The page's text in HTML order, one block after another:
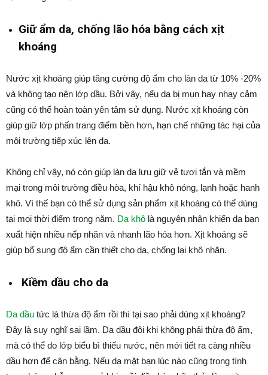
Giữ ẩm da, chống lão hóa bằng cách xịt
khoáng
Nước xịt khoáng giúp tăng cường độ ẩm cho làn da từ 10% -20%
và không tạo nên lớp dầu. Bởi vậy, nếu da bị mụn hay nhạy cảm
cũng có thể hoàn toàn yên tâm sử dụng. Nước xịt khoáng còn
giúp giữ lớp phấn trang điểm bền hơn, hạn chế những tác hại của
môi trường tiếp xúc lên da.
Không chỉ vậy, nó còn giúp làn da lưu giữ vẻ tươi tắn và mềm
mại trong môi trường điều hòa, khí hậu khô nóng, lạnh hoặc hanh
khô. Vì thế bạn có thể sử dụng sản phẩm xịt khoáng có thể dùng
tại mọi thời điểm trong năm. Da khô là nguyên nhân khiến da bạn
xuất hiện nhiều nếp nhăn và nhanh lão hóa hơn. Xịt khoáng sẽ
giúp bổ sung độ ẩm cần thiết cho da, chống lại khô nhăn.
Kiềm dầu cho da
Da dầu tức là thừa độ ẩm rồi thì tại sao phải dùng xịt khoáng?
Đây là suy nghĩ sai lầm. Da dầu đôi khi không phải thừa độ ẩm,
mà có thể do lớp biểu bì thiếu nước, nên mới tiết ra càng nhiều
dầu hơn để cân bằng. Nếu da mặt bạn lúc nào cũng trong tình